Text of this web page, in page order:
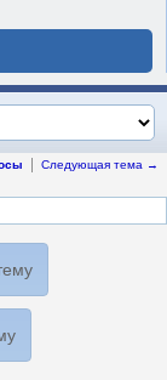
Следующая тема →